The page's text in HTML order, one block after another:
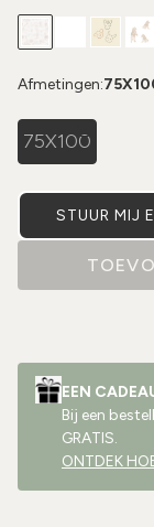
Afmetingen:
75X100
STUUR MIJ
EEN
Bij een
GRATIS.
ONTDEK